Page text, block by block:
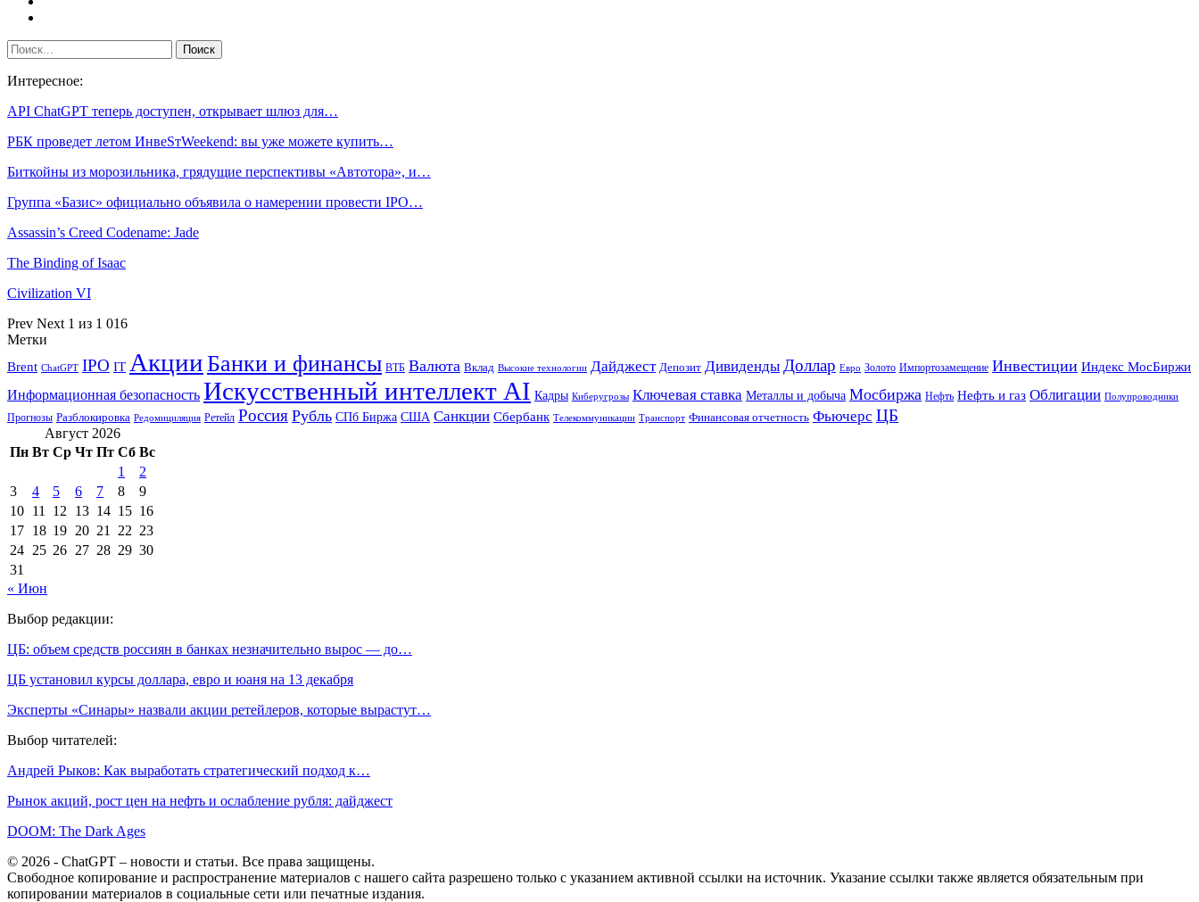
Интересное:
API ChatGPT теперь доступен, открывает шлюз для…
РБК проведет летом ИнвеSтWeekend: вы уже можете купить…
Биткойны из морозильника, грядущие перспективы «Автотора», и…
Группа «Базис» официально объявила о намерении провести IPO…
Assassin’s Creed Codename: Jade
The Binding of Isaac
Civilization VI
Prev Next 1 из 1 016
Метки
Brent ChatGPT IPO IT АкцииБанки и финансы ВТБ Валюта Вклад Высокие технологии Дайджест Депозит Дивиденды Доллар Евро Золото Импортозамещение Инвестиции Индекс МосБиржи
Информационная безопасность Искусственный интеллект AI Кадры Киберугрозы Ключевая ставка Металлы и добыча Мосбиржа Нефть Нефть и газ Облигации Полупроводники
Прогнозы Разблокировка Редомициляция Ретейл Россия Рубль СПб Биржа США Санкции Сбербанк Телекоммуникации Транспорт Финансовая отчетность Фьючерс ЦБ
Август 2026
Пн Вт Ср Чт Пт Сб Вс
1
2
3
4 5 6 7 8
9
10 11 12 13 14 15 16
17 18 19 20 21 22 23
24 25 26 27 28 29 30
31
« Июн
Выбор редакции:
ЦБ: объем средств россиян в банках незначительно вырос — до…
ЦБ установил курсы доллара, евро и юаня на 13 декабря
Эксперты «Синары» назвали акции ретейлеров, которые вырастут…
Выбор читателей:
Андрей Рыков: Как выработать стратегический подход к…
Рынок акций, рост цен на нефть и ослабление рубля: дайджест
DOOM: The Dark Ages
© 2026 - ChatGPT – новости и статьи. Все права защищены.
Свободное копирование и распространение материалов с нашего сайта разрешено только с указанием активной ссылки на источник. Указание ссылки также является обязательным при
копировании материалов в социальные сети или печатные издания.